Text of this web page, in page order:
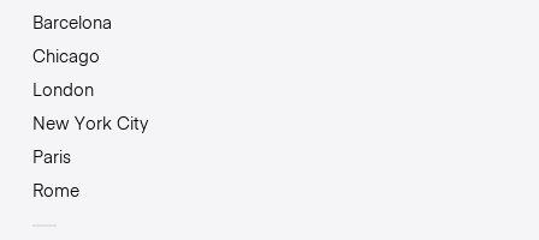
Barcelona
Chicago
London
New York City
Paris
Rome